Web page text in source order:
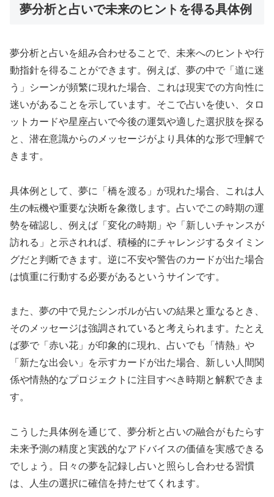
夢分析と占いで未来のヒントを得る具体例
夢分析と占いを組み合わせることで、未来へのヒントや行
動指針を得ることができます。例えば、夢の中で「道に迷
う」シーンが頻繁に現れた場合、これは現実での方向性に
迷いがあることを示しています。そこで占いを使い、タロ
ットカードや星座占いで今後の運気や適した選択肢を探る
と、潜在意識からのメッセージがより具体的な形で理解で
きます。
具体例として、夢に「橋を渡る」が現れた場合、これは人
生の転機や重要な決断を象徴します。占いでこの時期の運
勢を確認し、例えば「変化の時期」や「新しいチャンスが
訪れる」と示されれば、積極的にチャレンジするタイミン
グだと判断できます。逆に不安や警告のカードが出た場合
は慎重に行動する必要があるというサインです。
また、夢の中で見たシンボルが占いの結果と重なるとき、
そのメッセージは強調されていると考えられます。たとえ
ば夢で「赤い花」が印象的に現れ、占いでも「情熱」や
「新たな出会い」を示すカードが出た場合、新しい人間関
係や情熱的なプロジェクトに注目すべき時期と解釈できま
す。
こうした具体例を通じて、夢分析と占いの融合がもたらす
未来予測の精度と実践的なアドバイスの価値を実感できる
でしょう。日々の夢を記録し占いと照らし合わせる習慣
は、人生の選択に確信を持たせてくれます。